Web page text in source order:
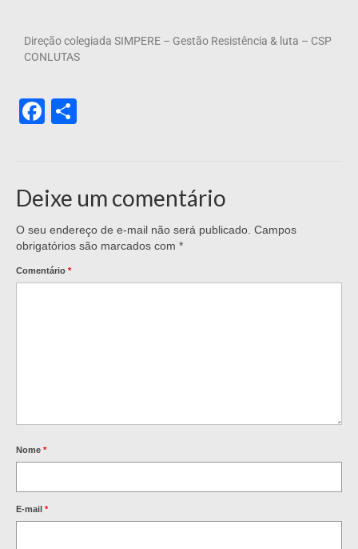
Direção colegiada SIMPERE – Gestão Resistência & luta – CSP
CONLUTAS
Facebook
Deixe um comentário
O seu endereço de e-mail não será publicado. Campos
obrigatórios são marcados com *
Comentário *
Nome *
E-mail *